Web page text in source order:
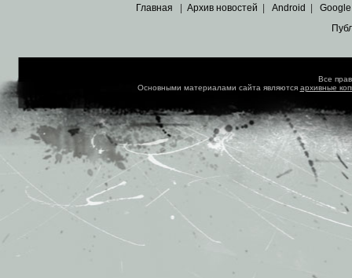
Главная Архив новостей Android Google
Все
Основными материалами сайта являются архивные